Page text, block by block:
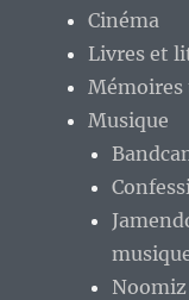
Cinéma
Livres et
Mémoires
Musique
Noomiz